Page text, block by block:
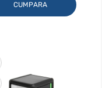
CUMPARA